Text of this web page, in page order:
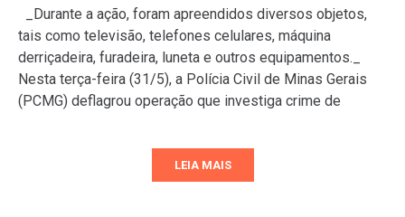
_Durante a ação, foram apreendidos diversos objetos,
tais como televisão, telefones celulares, máquina
derriçadeira, furadeira, luneta e outros equipamentos._
Nesta terça-feira (31/5), a Polícia Civil de Minas Gerais
(PCMG) deflagrou operação que investiga crime de
LEIA MAIS